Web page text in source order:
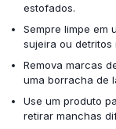
estofados.
Sempre limpe em
sujeira ou detritos
Remova marcas
uma borracha de
Use um produto
retirar manchas